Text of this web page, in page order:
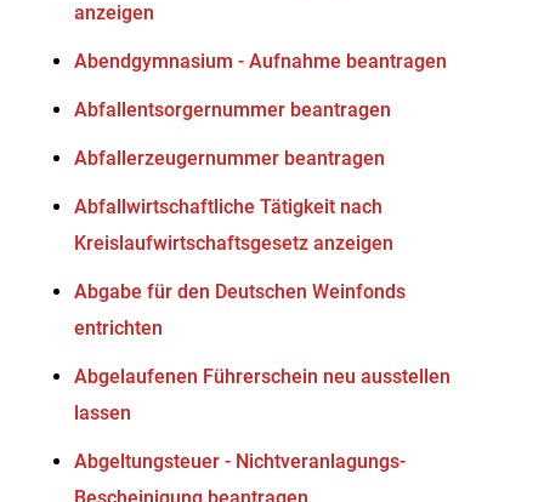
anzeigen
Abendgymnasium - Aufnahme beantragen
Abfallentsorgernummer beantragen
Abfallerzeugernummer beantragen
Abfallwirtschaftliche Tätigkeit nach
Kreislaufwirtschaftsgesetz anzeigen
Abgabe für den Deutschen Weinfonds
entrichten
Abgelaufenen Führerschein neu ausstellen
lassen
Abgeltungsteuer - Nichtveranlagungs-